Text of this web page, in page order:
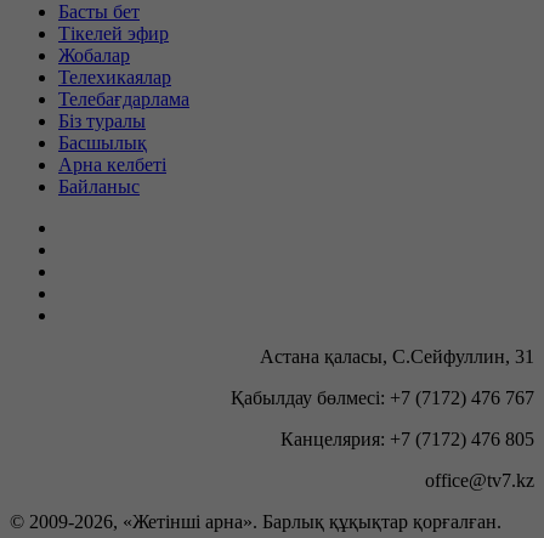
Басты бет
Тікелей эфир
Жобалар
Телехикаялар
Телебағдарлама
Біз туралы
Басшылық
Арна келбеті
Байланыс
Астана қаласы, С.Сейфуллин, 31
Қабылдау бөлмесі: +7 (7172) 476 767
Канцелярия: +7 (7172) 476 805
office@tv7.kz
© 2009-2026, «Жетінші арна». Барлық құқықтар қорғалған.